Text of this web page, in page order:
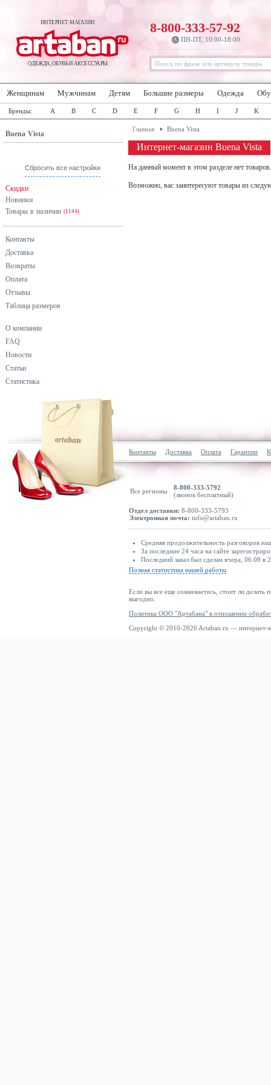
ИНТЕРНЕТ-МАГАЗИН
ОДЕЖДА, ОБУВЬ И АКСЕССУАРЫ
8-800-333-57-92
ПН-ПТ, 10:00-18:00
Женщинам Мужчинам Детям Большие размеры Одежда
Бренды: A B C D E F G H I J K
Buena Vista
Сбросить все настройки
Скидки
Новинки
Товары в наличии (1144)
Контакты
Доставка
Возвраты
Оплата
Отзывы
Таблица размеров
О компании
FAQ
Новости
Статьи
Статистика
Главная Buena Vista
Интернет-магазин Buena Vista
На данный момент в этом разделе нет
Возможно, вас заинтересуют товары из
Контакты Доставка Оплата Гарантии
Все регионы
8-800-333-5792
(звонок бесплатный)
Отдел доставки: 8-800-333-5793
Электронная почта: info@artaban.ru
Средняя продолжительность разговоров
За последние 24 часа на сайте
Последний заказ был сделан вчера, 06.08 в
Полная статистика нашей работы
Если вы все еще сомневаетесь, стоит ли делать
выгодно.
Политика ООО "Артабана" в отношении
Copyright © 2010-2026 Artaban.ru — интернет-